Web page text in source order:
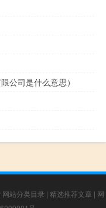
公司是什么意思）
网站分类目录 | 精选推荐文章 | 网